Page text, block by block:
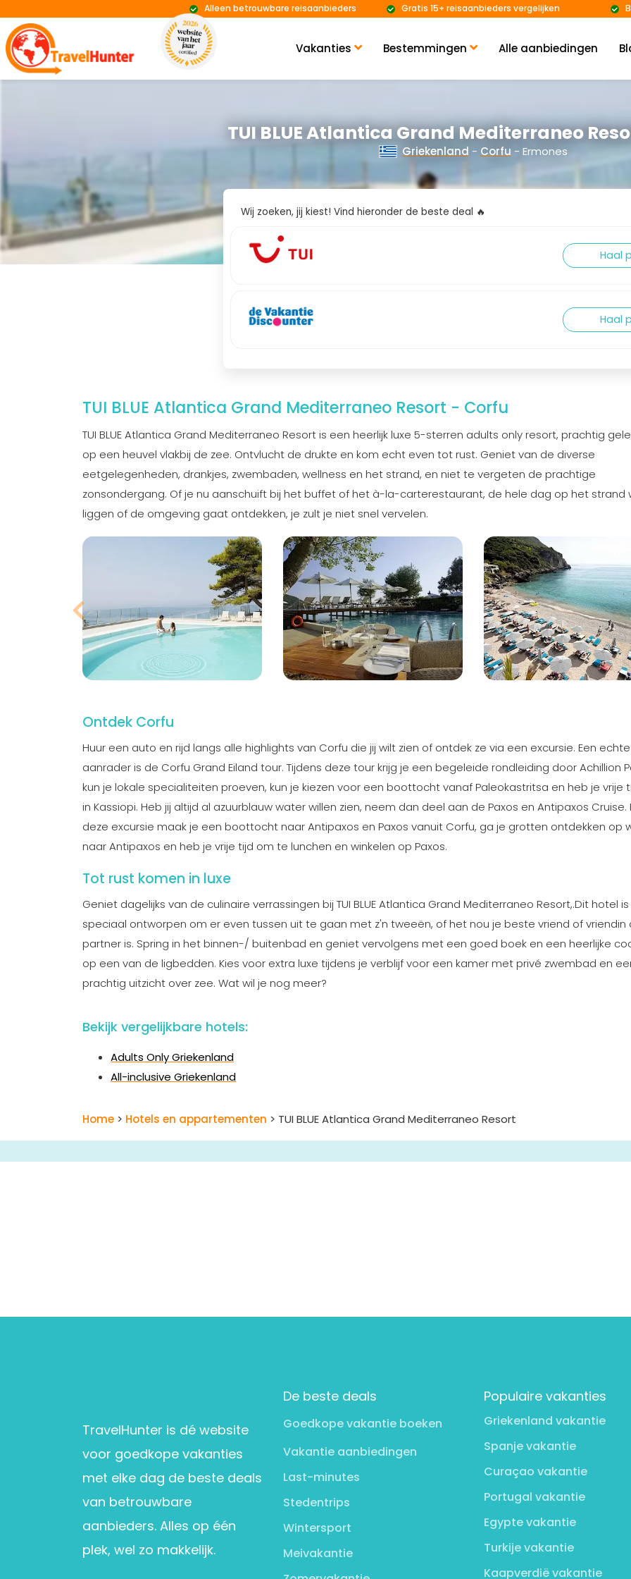
Vakanties Bestemmingen Alle aanbiedingen
Alleen betrouwbare reisaanbieders Gratis 15+ reisaanbieders vergelijken
TUI BLUE Atlantica Grand Mediterraneo
Griekenland - Corfu - Ermones
Wij zoeken, jij kiest! Vind hieronder de beste deal 🔥
Haal
Haal
TUI BLUE Atlantica Grand Mediterraneo Resort - Corfu
TUI BLUE Atlantica Grand Mediterraneo Resort is een heerlijk luxe 5-sterren adults only resort, prachtig
op een heuvel vlakbij de zee. Ontvlucht de drukte en kom echt even tot rust. Geniet van de diverse
eetgelegenheden, drankjes, zwembaden, wellness en het strand, en niet te vergeten de prachtige
zonsondergang. Of je nu aanschuift bij het buffet of het à-la-carterestaurant, de hele dag op het strand
liggen of de omgeving gaat ontdekken, je zult je niet snel vervelen.
Ontdek Corfu
Huur een auto en rijd langs alle highlights van Corfu die jij wilt zien of ontdek ze via een excursie. Een echte
aanrader is de Corfu Grand Eiland tour. Tijdens deze tour krijg je een begeleide rondleiding door Achillion
kun je lokale specialiteiten proeven, kun je kiezen voor een boottocht vanaf Paleokastritsa en heb je vrije
in Kassiopi. Heb jij altijd al azuurblauw water willen zien, neem dan deel aan de Paxos en Antipaxos Cruise.
deze excursie maak je een boottocht naar Antipaxos en Paxos vanuit Corfu, ga je grotten ontdekken op
naar Antipaxos en heb je vrije tijd om te lunchen en winkelen op Paxos.
Tot rust komen in luxe
Geniet dagelijks van de culinaire verrassingen bij TUI BLUE Atlantica Grand Mediterraneo Resort,.Dit hotel is
speciaal ontworpen om er even tussen uit te gaan met z'n tweeën, of het nou je beste vriend of vriendin
partner is. Spring in het binnen-/ buitenbad en geniet vervolgens met een goed boek en een heerlijke
op een van de ligbedden. Kies voor extra luxe tijdens je verblijf voor een kamer met privé zwembad en
prachtig uitzicht over zee. Wat wil je nog meer?
Bekijk vergelijkbare hotels:
Adults Only Griekenland
All-inclusive Griekenland
Home > Hotels en appartementen > TUI BLUE Atlantica Grand Mediterraneo Resort
TravelHunter is dé website
voor goedkope vakanties
met elke dag de beste deals
van betrouwbare
aanbieders. Alles op één
plek, wel zo makkelijk.
De beste deals
Goedkope vakantie boeken
Vakantie aanbiedingen
Last-minutes
Stedentrips
Wintersport
Meivakantie
Populaire vakanties
Griekenland vakantie
Spanje vakantie
Curaçao vakantie
Portugal vakantie
Egypte vakantie
Turkije vakantie
Kaapverdië vakantie